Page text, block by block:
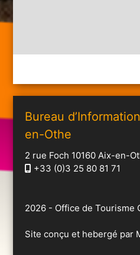
Bureau
en-Othe
2 rue Foch 10160 Aix-en-
+33 (0)3 25 80 81 71
2026 - Office de Tourisme
Site conçu et hebergé par